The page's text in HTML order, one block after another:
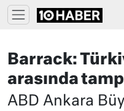
Barrack:
arasında
ABD Ankara